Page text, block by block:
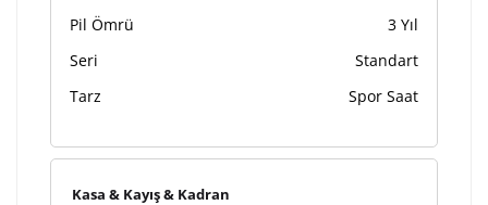
Pil Ömrü
3 Yıl
Seri
Standart
Tarz
Spor Saat
Kasa & Kayış & Kadran